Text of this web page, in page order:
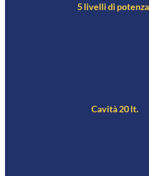
5 livelli di potenza
Cavità 20 lt.